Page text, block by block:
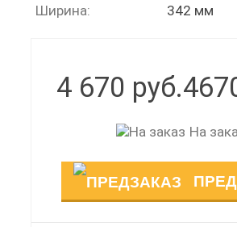
Ширина:
342 мм
4 670 руб.
На